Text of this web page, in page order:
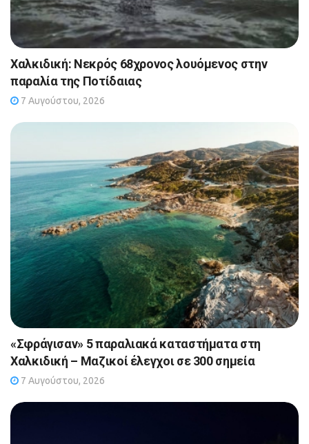
Χαλκιδική: Νεκρός 68χρονος λουόμενος στην
παραλία της Ποτίδαιας
7 Αυγούστου, 2026
«Σφράγισαν» 5 παραλιακά καταστήματα στη
Χαλκιδική – Μαζικοί έλεγχοι σε 300 σημεία
7 Αυγούστου, 2026